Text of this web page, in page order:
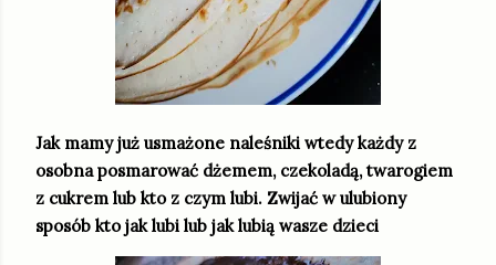
Jak mamy już usmażone naleśniki wtedy każdy z
osobna posmarować dżemem, czekoladą, twarogiem
z cukrem lub kto z czym lubi. Zwijać w ulubiony
sposób kto jak lubi lub jak lubią wasze dzieci